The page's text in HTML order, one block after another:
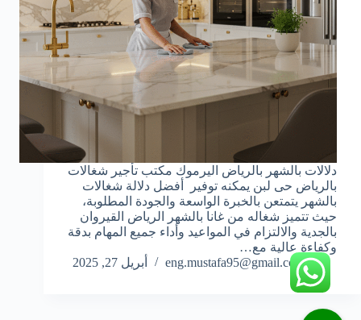
دلالات بالشهر بالرياض اليرموك مكتب تأجير شغالات
بالرياض حى لبن يمكنه توفير أفضل دلالة شغالات
بالشهر يتمتعن بالخبرة الواسعة والجودة المطلوبة،
حيث تتميز شغاله من غانا بالشهر الرياض القيروان
بالجدية والالتزام في المواعيد وأداء جميع المهام بدقة
وكفاءة عالية مع…
eng.mustafa95@gmail.com
أبريل 27, 2025